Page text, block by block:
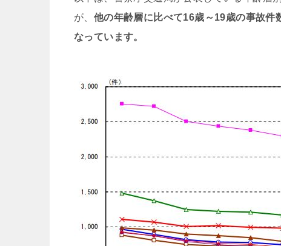
が、 他の年齢層に比べて16歳～19歳の事故件
なっています。